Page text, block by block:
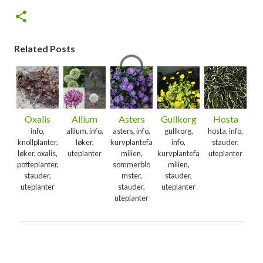
Related Posts
Oxalis
info,
knollplanter,
løker, oxalis,
potteplanter,
stauder,
uteplanter
Allium
allium, info,
løker,
uteplanter
Asters
asters, info,
kurvplantefa
milien,
sommerblo
mster,
stauder,
uteplanter
Gullkorg
gullkorg,
info,
kurvplantefa
milien,
stauder,
uteplanter
Hosta
hosta, info,
stauder,
uteplanter